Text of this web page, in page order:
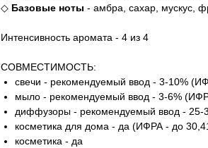
◇ Базовые ноты - амбра, сахар, мускус,
Интенсивность аромата - 4 из 4
СОВМЕСТИМОСТЬ:
свечи - рекомендуемый ввод - 3-10%
мыло - рекомендуемый ввод - 3-6%
диффузоры - рекомендуемый ввод - 25-
косметика для дома - да (ИФРА - до
косметика - да